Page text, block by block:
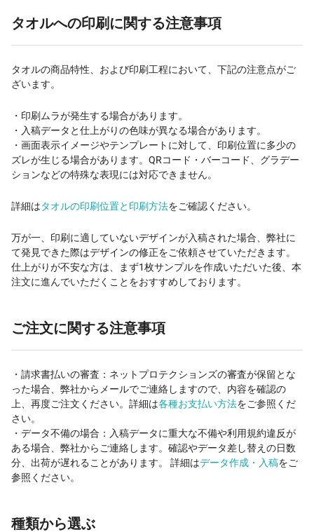
タオルへの印刷に関する注意事項
タオルの商品特性、および印刷工程において、下記の注意点がご
ざいます。
・印刷ムラが発生する場合があります。
・入稿データと仕上がりの色味が異なる場合があります。
・画面表示イメージやテンプレートに対して、印刷位置に多少の
ズレが生じる場合があります。QRコード・バーコード、グラデー
ションなどの特殊な表現には対応できません。
詳細はタオルの印刷位置と印刷方法をご確認ください。
万が一、印刷に適していないデザインが入稿された場合、弊社に
て発見できた際はデザインの修正をご依頼させていただきます。
仕上がりが不安な方は、まず1枚サンプルを作成いただいた後、本
注文に進んでいただくことをおすすめしております。
ご注文に関する注意事項
・請求書払いの審査：ネットプロテクションズの審査が保留とな
った場合、弊社からメールでご連絡しますので、内容を確認の
上、再度ご注文ください。詳細は各種お支払い方法をご参照くだ
さい。
・データ不備の場合：入稿データに重大な不備や利用規約違反が
ある場合、弊社からご連絡します。確認やデータ差し替えの日数
分、出荷が遅れることがあります。 詳細はデータ作成・入稿をご
参照ください。
種類から選ぶ